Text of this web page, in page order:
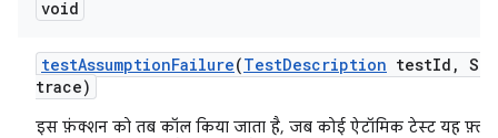
void
testAssumptionFailure(TestDescription testId ,
trace)
इस फ़ंक्शन को तब कॉल किया जाता है, जब कोई ऐटॉमिक टेस्ट यह